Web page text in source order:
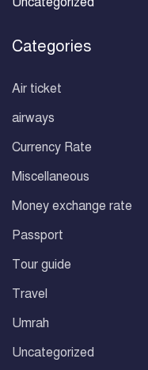
Categories
Air ticket
airways
Currency Rate
Miscellaneous
Money exchange rate
Passport
Tour guide
Travel
Umrah
Uncategorized